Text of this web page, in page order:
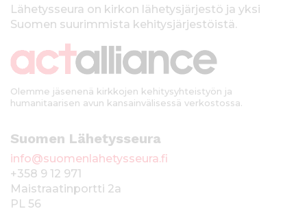
kLähetysseura on kirkon lähetysjärjestö ja yksi
Suomen suurimmista kehitysjärjestöistä.
Olemme jäsenenä kirkkojen kehitysyhteistyön ja
humanitaarisen avun kansainvälisessä verkostossa.
Suomen Lähetysseura
info@suomenlahetysseura.fi
+358 9 12 971
Maistraatinportti 2a
PL 56